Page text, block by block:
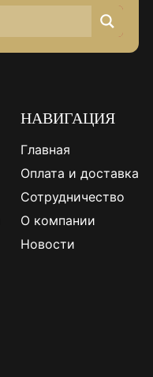
НАВИГАЦИЯ
Главная
Оплата и доставка
Сотрудничество
О компании
Новости